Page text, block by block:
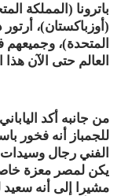
باترونا (المملكة
(أوزباكستان)، أرتور
المتحدة)،
العالم حتى الآن
من جانبه أكد
للجمباز أنه فخور
الفني رجال
يكن لمصر معزة
مشيرا إلى أنه سعيد